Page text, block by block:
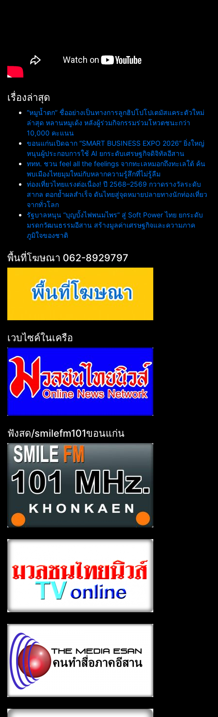
เรื่องล่าสุด
“หมูน้ำตก” ชื่ออย่างเป็นทางการลูกฮิปโปโปเตมัสแคระตัวใหม่
ล่าสุด หลานหมูเด้ง หลังผู้ร่วมกิจกรรมร่วมโหวตชนะกว่า
10,000 คะแนน
ขอนแก่นเปิดฉาก “SMART BUSINESS EXPO 2026” ยิ่งใหญ่
หนุนผู้ประกอบการใช้ AI ยกระดับเศรษฐกิจดิจิทัลอีสาน
ททท. ชวน feel all the feelings จากทะเลหมอกถึงทะเลใต้ ค้น
พบเมืองไทยมุมใหม่กับหลากความรู้สึกที่ไม่รู้ลืม
ท่องเที่ยวไทยแรงต่อเนื่อง! ปี 2568–2569 กวาดรางวัลระดับ
สากล ตอกย้ำผลสำเร็จ ดันไทยสู่จุดหมายปลายทางนักท่องเที่ยว
จากทั่วโลก
รัฐบาลหนุน “บุญบั้งไฟพนมไพร” สู่ Soft Power ไทย ยกระดับ
มรดกวัฒนธรรมอีสาน สร้างมูลค่าเศรษฐกิจและความภาค
ภูมิใจของชาติ
พื้นที่โฆษณา 062-8929797
เวบไซค์ในเครือ
ฟังสด/smilefm101ขอนแก่น